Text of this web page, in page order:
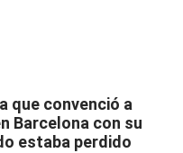
que convenció a
Barcelona con su
estaba perdido